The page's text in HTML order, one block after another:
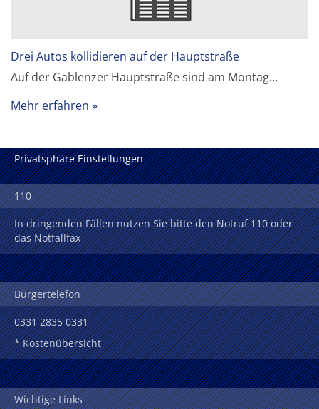
Drei Autos kollidieren auf der Hauptstraße
Auf der Gablenzer Hauptstraße sind am Montag…
Mehr erfahren
Privatsphäre Einstellungen
110
In dringenden Fällen nutzen Sie bitte den Notruf 110 oder
das Notfallfax
Bürgertelefon
0331 2835 0331
* Kostenübersicht
Wichtige Links